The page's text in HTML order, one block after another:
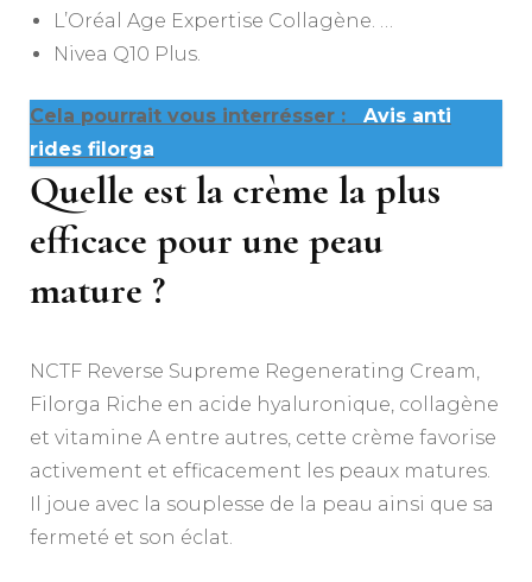
L’Oréal Age Expertise Collagène. …
Nivea Q10 Plus.
Cela pourrait vous interrésser :
Avis anti
rides filorga
Quelle est la crème la plus
efficace pour une peau
mature ?
NCTF Reverse Supreme Regenerating Cream,
Filorga Riche en acide hyaluronique, collagène
et vitamine A entre autres, cette crème favorise
activement et efficacement les peaux matures.
Il joue avec la souplesse de la peau ainsi que sa
fermeté et son éclat.